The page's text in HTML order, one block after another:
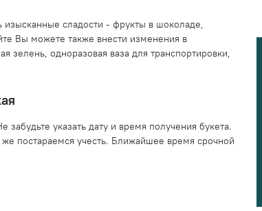
сладости - фрукты в шоколаде,
Вы можете также внести изменения в
одноразовая ваза для транспортировки,
указать дату и время получения букета.
постараемся учесть. Ближайшее время срочной